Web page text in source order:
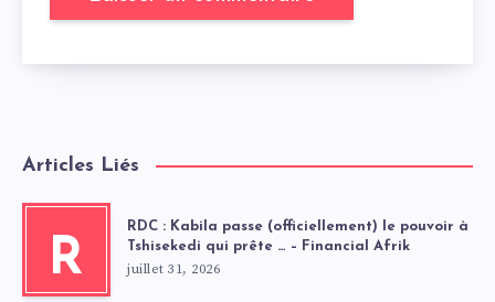
Articles Liés
R
RDC : Kabila passe (officiellement) le pouvoir à
Tshisekedi qui prête … – Financial Afrik
juillet 31, 2026